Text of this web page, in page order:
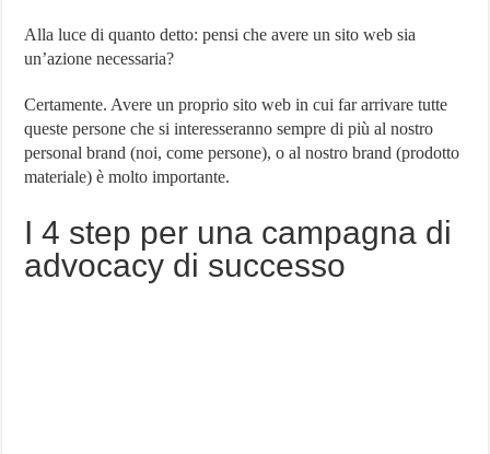
Alla luce di quanto detto: pensi che avere un sito web sia
un’azione necessaria?
Certamente. Avere un proprio sito web in cui far arrivare tutte
queste persone che si interesseranno sempre di più al nostro
personal brand (noi, come persone), o al nostro brand (prodotto
materiale) è molto importante.
I 4 step per una campagna di
advocacy di successo